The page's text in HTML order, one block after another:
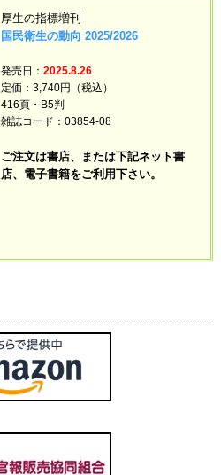
厚生の指標増刊
国民衛生の動向 2025/2026
発売日： 2025.8.26
定価：3,740円（税込）
416頁・B5判
雑誌コード：03854-08
ご注文は書店、または下記ネット書
店、電子書籍をご利用下さい。